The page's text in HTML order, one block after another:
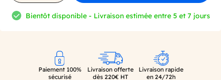
Bientôt disponible - Livraison estimée entre 5 et 7 jours
Paiement 100%
sécurisé
Livraison offerte
dès 220€ HT
Livraison rapide
en 24/72h